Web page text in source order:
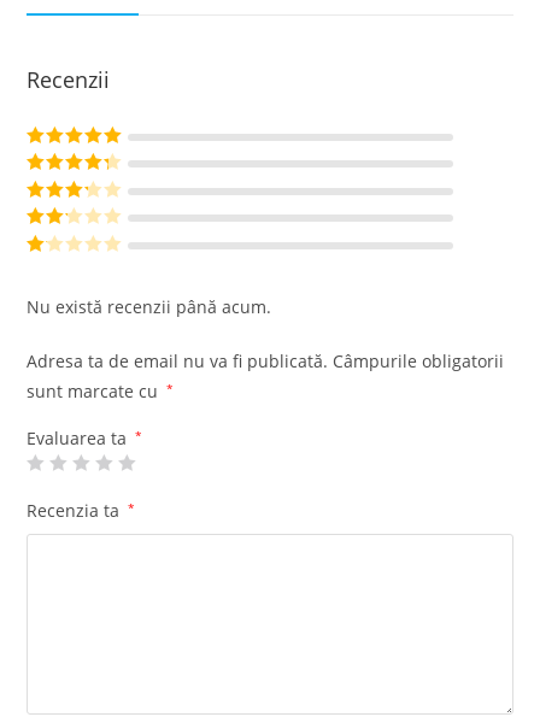
Recenzii
Evaluat la5
din 5
Evaluat la
4din 5
Evaluat
la3din
Evalu
1
n
Nu există recenzii până acum.
Adresa ta de email nu va fi publicată. Câmpurile obligatorii
sunt marcate cu
*
Evaluarea ta *
Recenzia ta *